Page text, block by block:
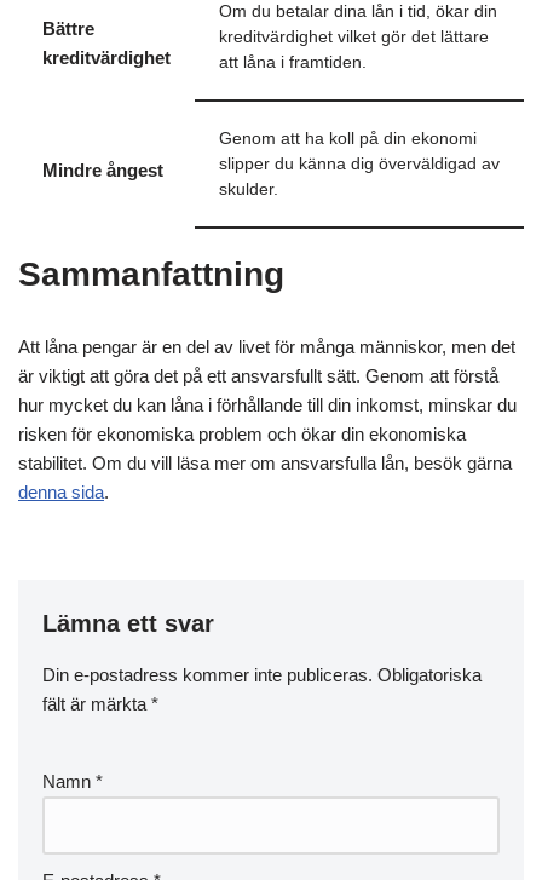
Bättre
kreditvärdighet
Om du betalar dina lån i tid, ökar din
kreditvärdighet vilket gör det lättare
att låna i framtiden.
Mindre ångest
Genom att ha koll på din ekonomi
slipper du känna dig överväldigad av
skulder.
Sammanfattning
Att låna pengar är en del av livet för många människor, men det
är viktigt att göra det på ett ansvarsfullt sätt. Genom att förstå
hur mycket du kan låna i förhållande till din inkomst, minskar du
risken för ekonomiska problem och ökar din ekonomiska
stabilitet. Om du vill läsa mer om ansvarsfulla lån, besök gärna
denna sida.
Lämna ett svar
Din e-postadress kommer inte publiceras. Obligatoriska
fält är märkta *
Namn *